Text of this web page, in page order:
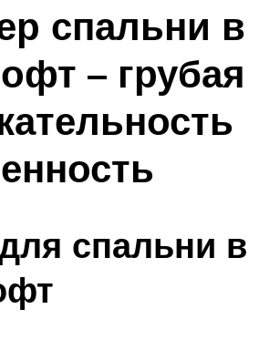
спальни в
– грубая
спальни в